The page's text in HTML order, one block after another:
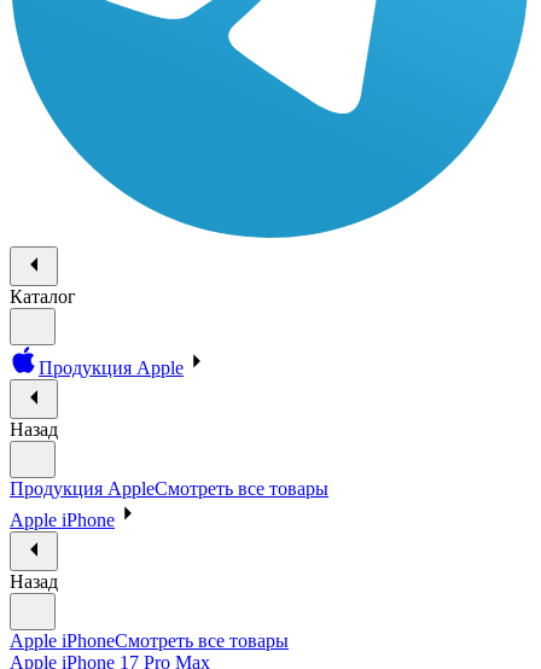
Каталог
Продукция Apple
Назад
Продукция AppleСмотреть все товары
Apple iPhone
Назад
Apple iPhoneСмотреть все товары
Apple iPhone 17 Pro Max